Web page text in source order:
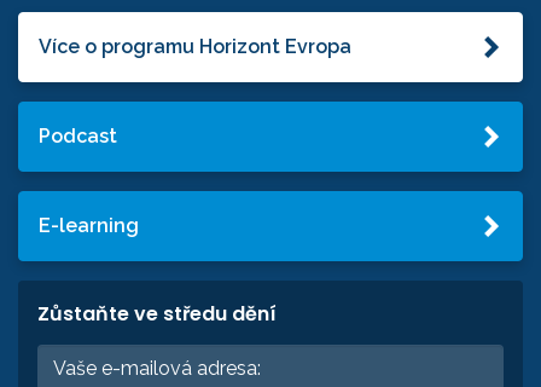
Více o programu Horizont Evropa
Podcast
E-learning
Zůstaňte ve středu dění